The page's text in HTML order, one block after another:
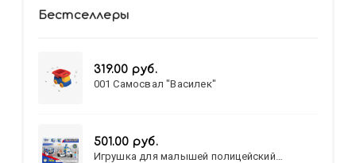
Бестселлеры
319.00 руб.
001 Самосвал "Василек"
501.00 руб.
Игрушка для малышей полицейский